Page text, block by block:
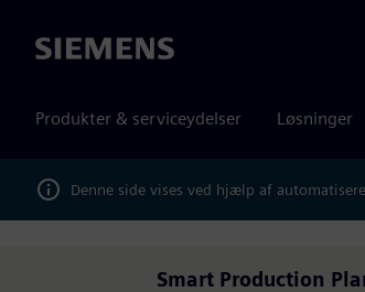
Siemens
Produkter & serviceydelser Løsninger
Denne side vises ved hjælp af
Smart Production